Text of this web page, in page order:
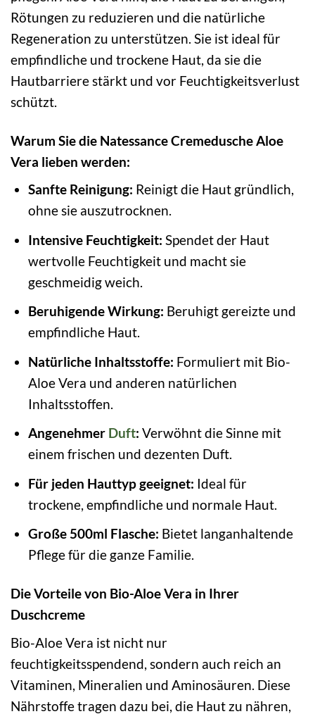
Rötungen zu reduzieren und die natürliche
Regeneration zu unterstützen. Sie ist ideal für
empfindliche und trockene Haut, da sie die
Hautbarriere stärkt und vor Feuchtigkeitsverlust
schützt.
Warum Sie die Natessance Cremedusche Aloe
Vera lieben werden:
Sanfte Reinigung: Reinigt die Haut gründlich,
ohne sie auszutrocknen.
Intensive Feuchtigkeit: Spendet der Haut
wertvolle Feuchtigkeit und macht sie
geschmeidig weich.
Beruhigende Wirkung: Beruhigt gereizte und
empfindliche Haut.
Natürliche Inhaltsstoffe: Formuliert mit Bio-
Aloe Vera und anderen natürlichen
Inhaltsstoffen.
Angenehmer Duft: Verwöhnt die Sinne mit
einem frischen und dezenten Duft.
Für jeden Hauttyp geeignet: Ideal für
trockene, empfindliche und normale Haut.
Große 500ml Flasche: Bietet langanhaltende
Pflege für die ganze Familie.
Die Vorteile von Bio-Aloe Vera in Ihrer
Duschcreme
Bio-Aloe Vera ist nicht nur
feuchtigkeitsspendend, sondern auch reich an
Vitaminen, Mineralien und Aminosäuren. Diese
Nährstoffe tragen dazu bei, die Haut zu nähren,